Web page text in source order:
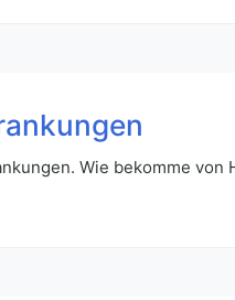
Wie bekomme von